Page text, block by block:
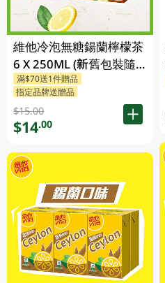
維他冷泡無糖鍚蘭檸檬茶
6 X 250ML (新舊包裝隨
機發貨)
滿$70送1件贈品
指定品牌送贈品
$15.00
$14.00